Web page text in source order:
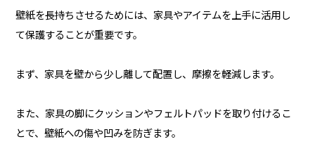
壁紙を長持ちさせるためには、家具やアイテムを上手に活用し
て保護することが重要です。
まず、家具を壁から少し離して配置し、摩擦を軽減します。
また、家具の脚にクッションやフェルトパッドを取り付けるこ
とで、壁紙への傷や凹みを防ぎます。